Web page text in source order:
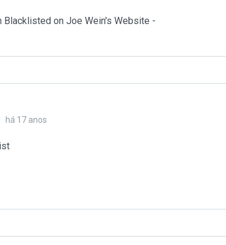
Blacklisted on Joe Wein's Website -
há 17 anos